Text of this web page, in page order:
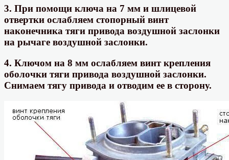
3. При помощи ключа на 7 мм и шлицевой
отвертки ослабляем стопорный винт
наконечника тяги привода воздушной заслонки
на рычаге воздушной заслонки.
4. Ключом на 8 мм ослабляем винт крепления
оболочки тяги привода воздушной заслонки.
Снимаем тягу привода и отводим ее в сторону.